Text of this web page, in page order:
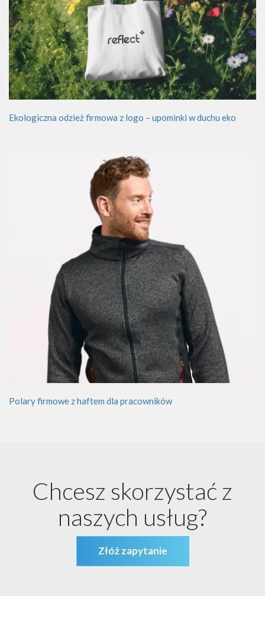
Ekologiczna odzież firmowa z logo – upominki w duchu eko
Polary firmowe z haftem dla pracowników
Chcesz skorzystać z
naszych usług?
Złóż zapytanie